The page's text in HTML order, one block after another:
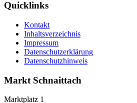
Quicklinks
Kontakt
Inhaltsverzeichnis
Impressum
Datenschutzerklärung
Datenschutzhinweis
Markt Schnaittach
Marktplatz 1